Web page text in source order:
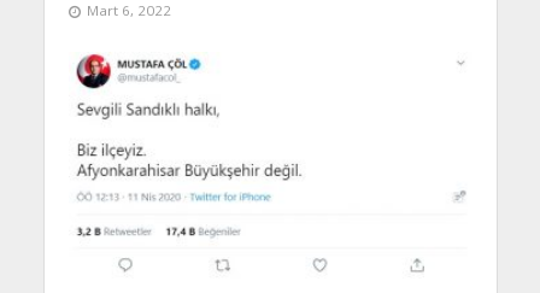
Mart 6, 2022